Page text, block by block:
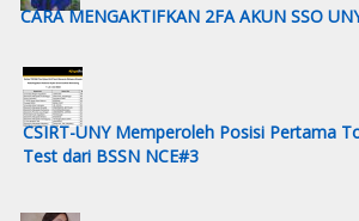
CARA MENGAKTIFKAN 2FA AKUN SSO
CSIRT-UNY Memperoleh Posisi Pertama
Test dari BSSN NCE#3